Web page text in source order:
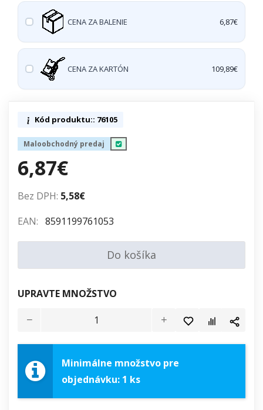
CENA ZA BALENIE 6,87€
CENA ZA KARTÓN 109,89€
Kód produktu:: 76105
Maloobchodný predaj
6,87€
Bez DPH: 5,58€
EAN: 8591199761053
Do košíka
UPRAVTE MNOŽSTVO
Minimálne množstvo pre
objednávku: 1 ks